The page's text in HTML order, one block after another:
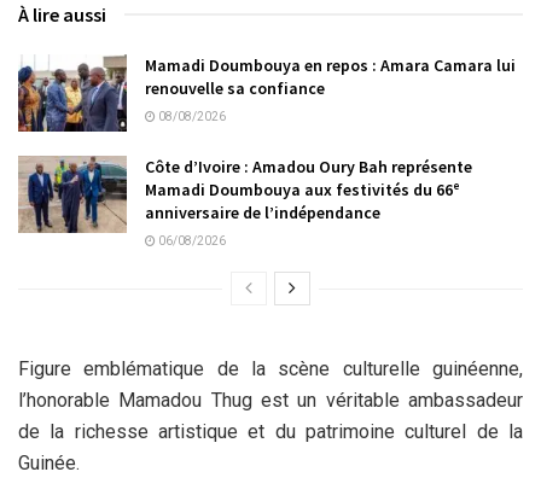
À lire aussi
Mamadi Doumbouya en repos : Amara Camara lui
renouvelle sa confiance
08/08/2026
Côte d’Ivoire : Amadou Oury Bah représente
Mamadi Doumbouya aux festivités du 66ᵉ
anniversaire de l’indépendance
06/08/2026
Figure emblématique de la scène culturelle guinéenne,
l’honorable Mamadou Thug est un véritable ambassadeur
de la richesse artistique et du patrimoine culturel de la
Guinée.